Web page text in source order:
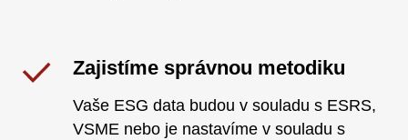
Zajistíme správnou metodiku
Vaše ESG data budou v souladu s ESRS,
VSME nebo je nastavíme v souladu s